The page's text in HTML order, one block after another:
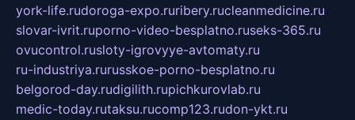
york-life.rudoroga-expo.ruribery.rucleanmedicine.ru
slovar-ivrit.ruporno-video-besplatno.ruseks-365.ru
ovucontrol.rusloty-igrovyye-avtomaty.ru
ru-industriya.rurusskoe-porno-besplatno.ru
belgorod-day.rudigilith.rupichkurovlab.ru
medic-today.rutaksu.rucomp123.rudon-ykt.ru